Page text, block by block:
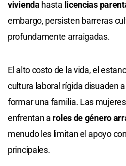
vivienda hasta licencias
embargo, persisten barreras
profundamente arraigadas.
El alto costo de la vida, el
cultura laboral rígida disuaden
formar una familia. Las
enfrentan a roles de género
menudo les limitan el apoyo
principales.